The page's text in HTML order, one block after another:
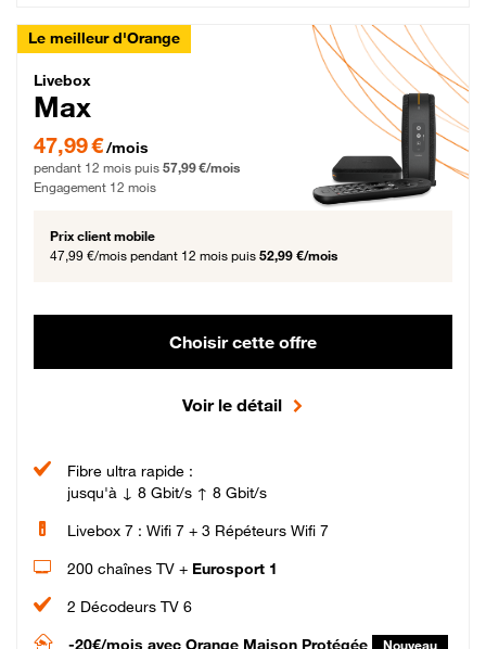
Le meilleur d'Orange
Livebox Max Fibre
Livebox
Max
47,99 € par mois pendant 12 mois puis 57,99 € par mois, Engagement 12 mois
47,99 €/mois
pendant 12 mois puis 57,99 €/mois
Engagement 12 mois
Prix client mobile
47,99 €/mois pendant 12 mois puis 52,99 €/mois
Choisir cette offre
Voir le détail
Fibre ultra rapide :
jusqu'à ↓ 8 Gbit/s ↑ 8 Gbit/s
Livebox 7 : Wifi 7 + 3 Répéteurs Wifi 7
200 chaînes TV + Eurosport 1
2 Décodeurs TV 6
-20€/mois avec Orange Maison Protégée Nouveau